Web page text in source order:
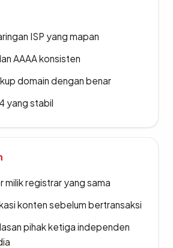
ISP yang mapan
AAAA konsisten
domain dengan benar
yang stabil
milik registrar yang sama
konten sebelum bertransaksi
pihak ketiga independen